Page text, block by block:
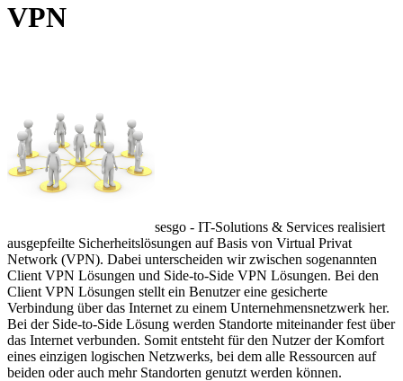
VPN
sesgo - IT-Solutions & Services realisiert
ausgepfeilte Sicherheitslösungen auf Basis von Virtual Privat
Network (VPN). Dabei unterscheiden wir zwischen sogenannten
Client VPN Lösungen und Side-to-Side VPN Lösungen. Bei den
Client VPN Lösungen stellt ein Benutzer eine gesicherte
Verbindung über das Internet zu einem Unternehmensnetzwerk her.
Bei der Side-to-Side Lösung werden Standorte miteinander fest über
das Internet verbunden. Somit entsteht für den Nutzer der Komfort
eines einzigen logischen Netzwerks, bei dem alle Ressourcen auf
beiden oder auch mehr Standorten genutzt werden können.